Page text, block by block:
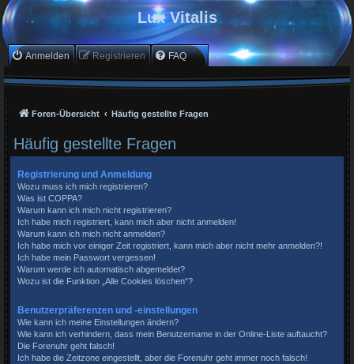
Lux Vitalis
Anmelden Registrieren FAQ
Foren-Übersicht Häufig gestellte Fragen
Häufig gestellte Fragen
Registrierung und Anmeldung
Wozu muss ich mich registrieren?
Was ist COPPA?
Warum kann ich mich nicht registrieren?
Ich habe mich registriert, kann mich aber nicht anmelden!
Warum kann ich mich nicht anmelden?
Ich habe mich vor einiger Zeit registriert, kann mich aber nicht mehr anmelden?!
Ich habe mein Passwort vergessen!
Warum werde ich automatisch abgemeldet?
Wozu ist die Funktion „Alle Cookies löschen“?
Benutzerpräferenzen und -einstellungen
Wie kann ich meine Einstellungen ändern?
Wie kann ich verhindern, dass mein Benutzername in der Online-Liste auftaucht?
Die Forenuhr geht falsch!
Ich habe die Zeitzone eingestellt, aber die Forenuhr geht immer noch falsch!